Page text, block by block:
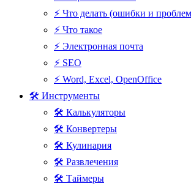
⚡ Что делать (ошибки и
⚡ Что такое
⚡ Электронная почта
⚡ SEO
⚡ Word, Excel, OpenOffice
🛠 Инструменты
🛠 Калькуляторы
🛠 Конвертеры
🛠 Кулинария
🛠 Развлечения
🛠 Таймеры